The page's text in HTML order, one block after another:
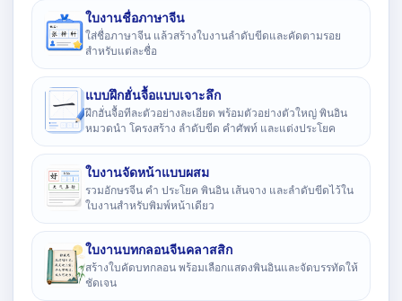
ใบงานชื่อภาษาจีน
ใส่ชื่อภาษาจีน แล้วสร้างใบงานลำดับขีดและคัดตามรอย
สำหรับแต่ละชื่อ
แบบฝึกฮั่นจื้อแบบเจาะลึก
ฝึกฮั่นจื้อทีละตัวอย่างละเอียด พร้อมตัวอย่างตัวใหญ่ พินอิน
หมวดนำ โครงสร้าง ลำดับขีด คำศัพท์ และแต่งประโยค
ใบงานจัดหน้าแบบผสม
รวมอักษรจีน คำ ประโยค พินอิน เส้นจาง และลำดับขีดไว้ใน
ใบงานสำหรับพิมพ์หน้าเดียว
ใบงานบทกลอนจีนคลาสสิก
สร้างใบคัดบทกลอน พร้อมเลือกแสดงพินอินและจัดบรรทัดให้
ชัดเจน